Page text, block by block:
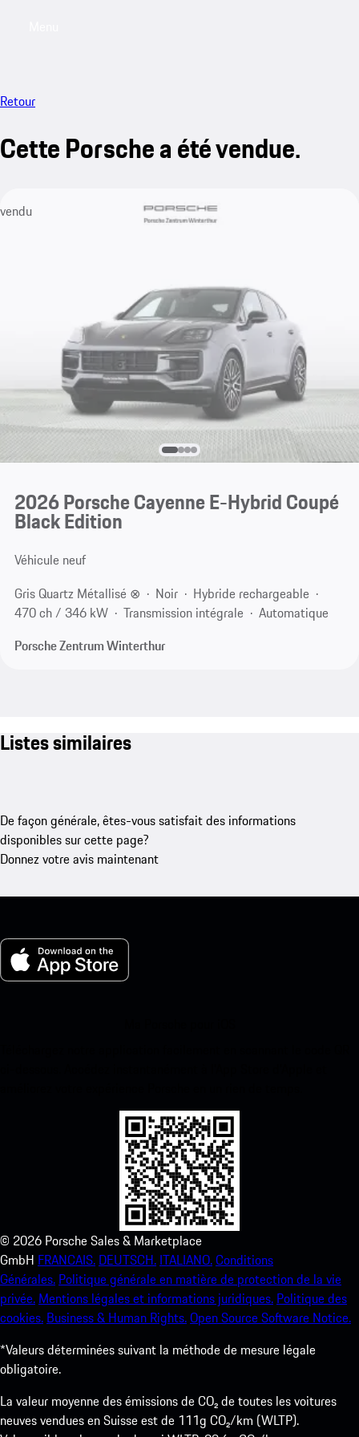
Retour
Cette Porsche a été vendue.
vendu
2026 Porsche Cayenne E-Hybrid Coupé
Black Edition
Véhicule neuf
Gris Quartz Métallisé ⊗
Noir
Hybride rechargeable
470 ch / 346 kW
Transmission intégrale
Automatique
Porsche Zentrum Winterthur
Listes similaires
De façon générale, êtes-vous satisfait des informations
disponibles sur cette page?
Donnez votre avis maintenant
© 2026 Porsche Sales & Marketplace
GmbH FRANCAIS. DEUTSCH. ITALIANO.Conditions
Générales. Politique générale en matière de protection de la vie
privée. Mentions légales et informations juridiques. Politique des
cookies. Business & Human Rights.Open Source Software Notice.
*Valeurs déterminées suivant la méthode de mesure légale
obligatoire.
La valeur moyenne des émissions de CO₂ de toutes les voitures
neuves vendues en Suisse est de 111g CO₂/km (WLTP).